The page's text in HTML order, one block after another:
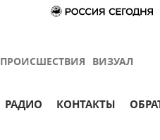
ПРОИСШЕСТВИЯ ВИЗУАЛ
РАДИО КОНТАКТЫ